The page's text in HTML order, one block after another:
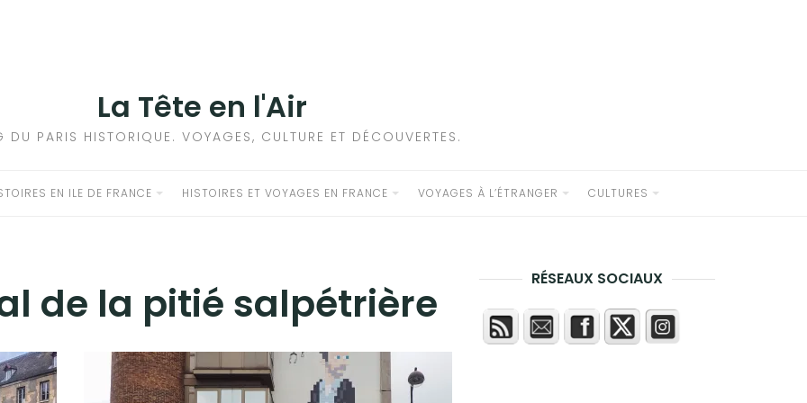
La Tête en l'Air
DU PARIS HISTORIQUE. VOYAGES, CULTURE ET DÉCOUVERTES.
EN ILE DE FRANCE HISTOIRES ET VOYAGES EN FRANCE VOYAGES À L’ÉTRANGER CULTURES
de la pitié salpétrière RÉSEAUX SOCIAUX